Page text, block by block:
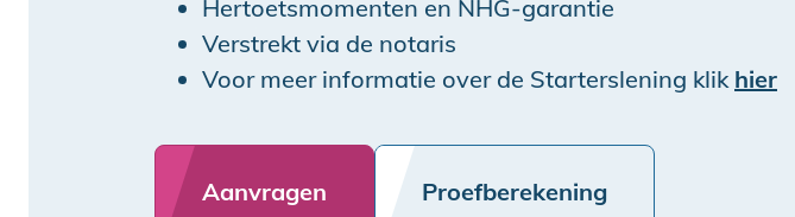
Hertoetsmomenten en NHG-garantie
Verstrekt via de notaris
Voor meer informatie over de Starterslening klik hier
Aanvragen Proefberekening